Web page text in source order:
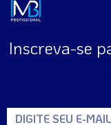
Inscreva-se